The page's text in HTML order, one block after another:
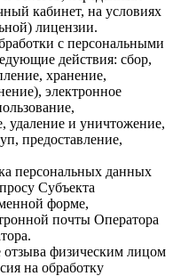
кабинет, на условиях
лицензии.
с персональными
действия: сбор,
хранение,
электронное
удаление и уничтожение,
предоставление,
персональных данных
Субъекта
форме,
почты Оператора
отзыва физическим лицом
на обработку